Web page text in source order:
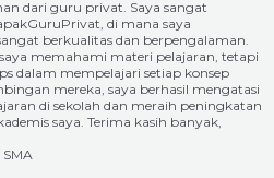
dari guru privat. Saya sangat
di mana saya
berkualitas dan berpengalaman.
memahami materi pelajaran, tetapi
dalam mempelajari setiap konsep
mereka, saya berhasil mengatasi
di sekolah dan meraih peningkatan
saya. Terima kasih banyak,